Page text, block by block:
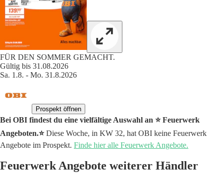
FÜR DEN SOMMER GEMACHT.
Gültig bis 31.08.2026
Sa. 1.8. - Mo. 31.8.2026
Prospekt öffnen
Bei OBI findest du eine vielfältige Auswahl an ⭐️ Feuerwerk
Angeboten.⭐️Diese Woche, in KW 32, hat OBI keine Feuerwerk
Angebote im Prospekt. Finde hier alle Feuerwerk Angebote.
Feuerwerk Angebote weiterer Händler